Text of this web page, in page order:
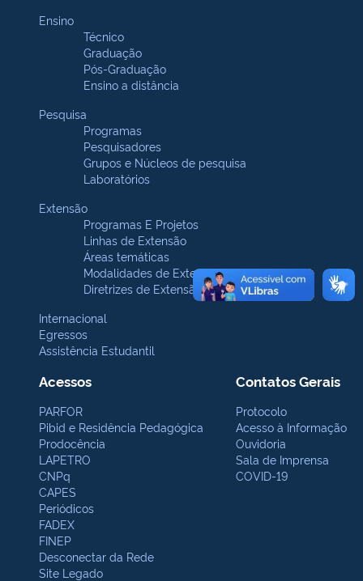
Ensino
Técnico
Graduação
Pós-Graduação
Ensino a distância
Pesquisa
Programas
Pesquisadores
Grupos e Núcleos de pesquisa
Laboratórios
Extensão
Programas E Projetos
Linhas de Extensão
Áreas temáticas
Modalidades de Extensão
Diretrizes de Extensão
Internacional
Egressos
Assistência Estudantil
Acessos
PARFOR
Pibid e Residência Pedagógica
Prodocência
LAPETRO
CNPq
CAPES
Periódicos
FADEX
FINEP
Desconectar da Rede
Site Legado
Contatos Gerais
Protocolo
Acesso à Informação
Ouvidoria
Sala de Imprensa
COVID-19